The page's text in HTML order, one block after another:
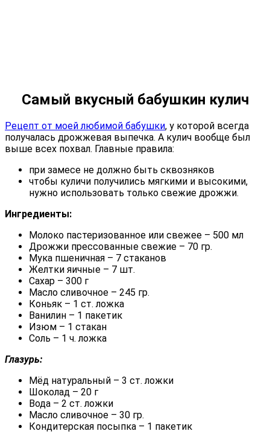
Самый вкусный бабушкин кулич
Рецепт от моей любимой бабушки, у которой всегда
получалась дрожжевая выпечка. А кулич вообще был
выше всех похвал. Главные правила:
при замесе не должно быть сквозняков
чтобы куличи получились мягкими и высокими,
нужно использовать только свежие дрожжи.
Ингредиенты:
Молоко пастеризованное или свежее – 500 мл
Дрожжи прессованные свежие – 70 гр.
Мука пшеничная – 7 стаканов
Желтки яичные – 7 шт.
Сахар – 300 г
Масло сливочное – 245 гр.
Коньяк – 1 ст. ложка
Ванилин – 1 пакетик
Изюм – 1 стакан
Соль – 1 ч. ложка
Глазурь:
Мёд натуральный – 3 ст. ложки
Шоколад – 20 г
Вода – 2 ст. ложки
Масло сливочное – 30 гр.
Кондитерская посыпка – 1 пакетик